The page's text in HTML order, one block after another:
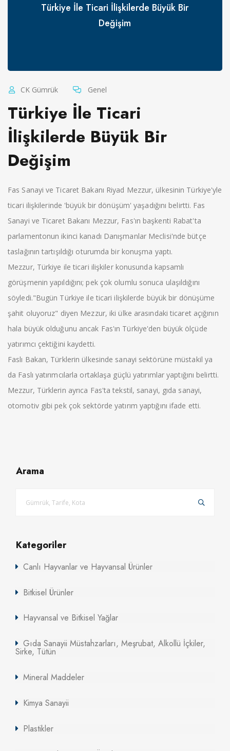
Türkiye İle Ticari İlişkilerde Büyük Bir
Değişim
CK Gümrük Genel
Türkiye İle Ticari
İlişkilerde Büyük Bir
Değişim
Fas Sanayi ve Ticaret Bakanı Riyad Mezzur, ülkesinin Türkiye'yle
ticari ilişkilerinde 'büyük bir dönüşüm' yaşadığını belirtti. Fas
Sanayi ve Ticaret Bakanı Mezzur, Fas'ın başkenti Rabat'ta
parlamentonun ikinci kanadı Danışmanlar Meclisi'nde bütçe
taslağının tartışıldığı oturumda bir konuşma yaptı.
Mezzur, Türkiye ile ticari ilişkiler konusunda kapsamlı
görüşmenin yapıldığını; pek çok olumlu sonuca ulaşıldığını
söyledi."Bugün Türkiye ile ticari ilişkilerde büyük bir dönüşüme
şahit oluyoruz" diyen Mezzur, iki ülke arasındaki ticaret açığının
hala büyük olduğunu ancak Fas'ın Türkiye'den büyük ölçüde
yatırımcı çektiğini kaydetti.
Faslı Bakan, Türklerin ülkesinde sanayi sektörüne müstakil ya
da Faslı yatırımcılarla ortaklaşa güçlü yatırımlar yaptığını belirtti.
Mezzur, Türklerin ayrıca Fas'ta tekstil, sanayi, gıda sanayi,
otomotiv gibi pek çok sektörde yatırım yaptığını ifade etti.
Arama
Kategoriler
Canlı Hayvanlar ve Hayvansal Ürünler
Bitkisel Ürünler
Hayvansal ve Bitkisel Yağlar
Gıda Sanayii Müstahzarları, Meşrubat, Alkollü İçkiler,
Sirke, Tütün
Mineral Maddeler
Kimya Sanayii
Plastikler